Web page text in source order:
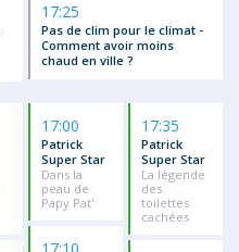
17:25
Pas de clim pour le climat -
Comment avoir moins
chaud en ville ?
17:00
Patrick
Super Star
Dans la
peau de
Papy Pat'
17:35
Patrick
Super Star
La légende
des
toilettes
cachées